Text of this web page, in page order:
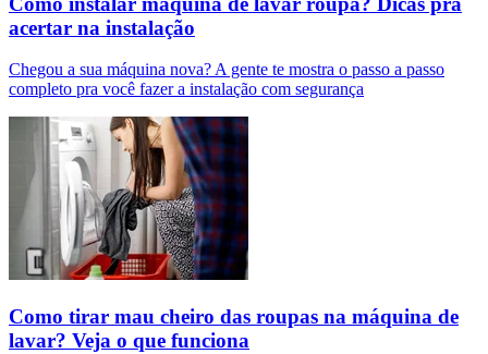
acertar na instalação
Chegou a sua máquina nova? A gente te mostra o passo a passo
completo pra você fazer a instalação com segurança
Como tirar mau cheiro das roupas na máquina de
lavar? Veja o que funciona